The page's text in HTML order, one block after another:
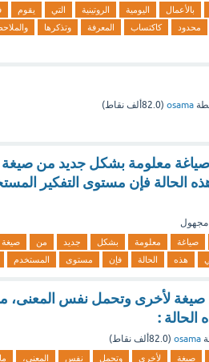
بالأعمال اليومية الروتينية التي يقوم
محدود كاكتساب المعرفة وتذكرها
osama
(82.0ألف نقاط)
صياغة معلومة بشكل جديد من
فإن مستوى التفكير
مجهول
صياغة معلومة بشكل جديد من صيغة
هذه الحالة فإن مستوى المستخدم
لأخرى وتحمل نفس المعنى،
:
osama
(82.0ألف نقاط)
صيغة لأخرى وتحمل نفس المعنى، ما